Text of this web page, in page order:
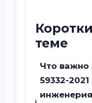
теме
Что важно
59332-